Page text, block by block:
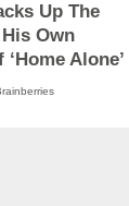
Up The
Own
Alone’